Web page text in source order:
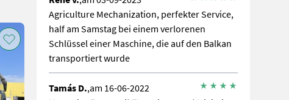
Agriculture Mechanization, perfekter Service,
half am Samstag bei einem verlorenen
Schlüssel einer Maschine, die auf den Balkan
transportiert wurde
Tamás D.,am 16-06-2022